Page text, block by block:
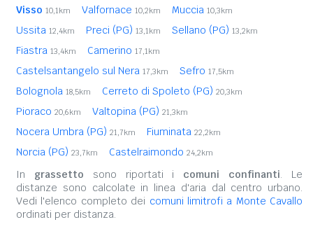
Visso 10,1km Valfornace 10,2km Muccia 10,3km
Ussita 12,4km Preci (PG) 13,1km Sellano (PG) 13,2km
Fiastra 13,4km Camerino 17,1km
Castelsantangelo sul Nera 17,3km Sefro 17,5km
Bolognola 18,5km Cerreto di Spoleto (PG) 20,3km
Pioraco 20,6km Valtopina (PG) 21,3km
Nocera Umbra (PG) 21,7km Fiuminata 22,2km
Norcia (PG) 23,7km Castelraimondo 24,2km
In grassetto sono riportati i comuni confinanti. Le
distanze sono calcolate in linea d'aria dal centro urbano.
Vedi l'elenco completo dei comuni limitrofi a Monte Cavallo
ordinati per distanza.